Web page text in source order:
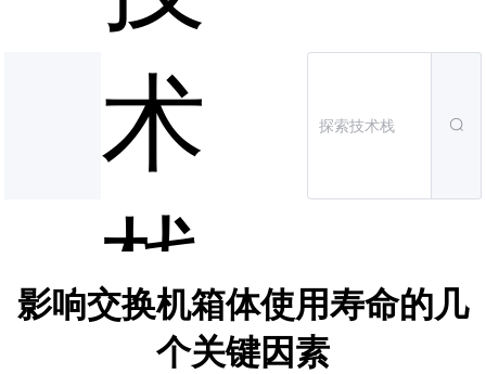
术
栈
影响交换机箱体使用寿命的几
个关键因素